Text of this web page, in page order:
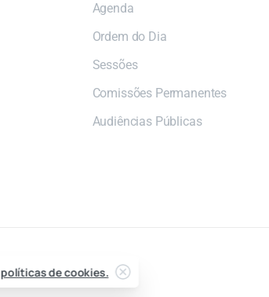
Agenda
Ordem do Dia
Sessões
Comissões Permanentes
Audiências Públicas
políticas de cookies.